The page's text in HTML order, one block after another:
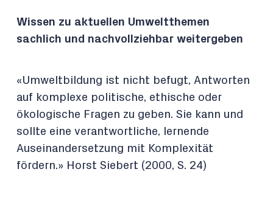
Wissen zu aktuellen Umweltthemen
sachlich und nachvollziehbar weitergeben
«Umweltbildung ist nicht befugt, Antworten
auf komplexe politische, ethische oder
ökologische Fragen zu geben. Sie kann und
sollte eine verantwortliche, lernende
Auseinandersetzung mit Komplexität
fördern.» Horst Siebert (2000, S. 24)